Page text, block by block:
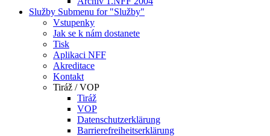
Služby Submenu for "Služby"
Vstupenky
Jak se k nám dostanete
Tisk
Aplikaci NFF
Akreditace
Kontakt
Tiráž / VOP
Tiráž
VOP
Datenschutzerklärung
Barrierefreiheitserklärung